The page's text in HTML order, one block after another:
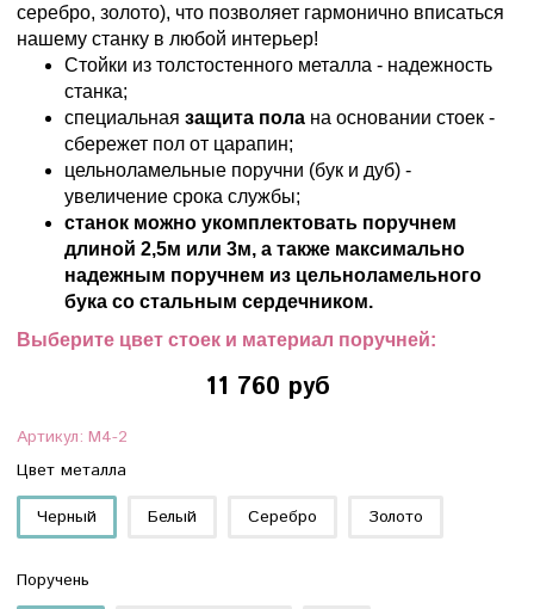
серебро, золото), что позволяет гармонично вписаться
нашему станку в любой интерьер!
Стойки из толстостенного металла - надежность
станка;
специальная защита пола на основании стоек -
сбережет пол от царапин;
цельноламельные поручни (бук и дуб) -
увеличение срока службы;
станок можно укомплектовать поручнем
длиной 2,5м или 3м, а также максимально
надежным поручнем из цельноламельного
бука со стальным сердечником.
Выберите цвет стоек и материал поручней:
11 760 руб
Артикул: M4-2
Цвет металла
Черный
Белый Серебро Золото
Поручень